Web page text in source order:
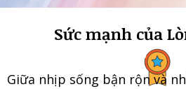
Sức mạnh của
Giữa nhịp sống bận rộn và